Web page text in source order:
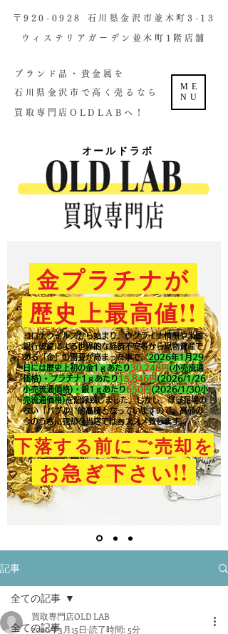
ME
NU
金プラチナが
歴史上最高値!!
コロナウイルスから始まり、ウクライナ情勢や米国
銀行破綻による世界的な経済不安等から現物資産で
ある「金」の需要が高まった事で、2026年1月29
日には歴史上初の金1ｇあたり30,248円 (小売流通
価格)・プラチナ1ｇあたり15,846円 (2026/1/26
小売流通価格)・銀1ｇあたり650円 (2026/1/30小
売流通価格)を記録致しました。​しかし、ほぼ足場の
ない「バブル」的高騰となっていますので、高値の
今のうちに売却を当店ではおススメ致します。
下落する前にご売却を
お急ぎ下さい!!
​〒920-0928 石川県金沢市並木町3-13
ウィステリアガーデン並木町1階店舗​
ブランド品・貴金属を
石川県金沢市で高く売るなら
買取専門店OLDLABへ！
オールドラボ
記事
全ての記事
全ての記事
買取専門店OLD LAB
2020年3月15日 読了時間: 5分